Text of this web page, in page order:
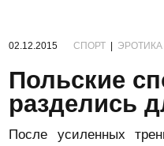
02.12.2015 СПОРТ ЭРОТИКА
Польские
разделись
После усиленных